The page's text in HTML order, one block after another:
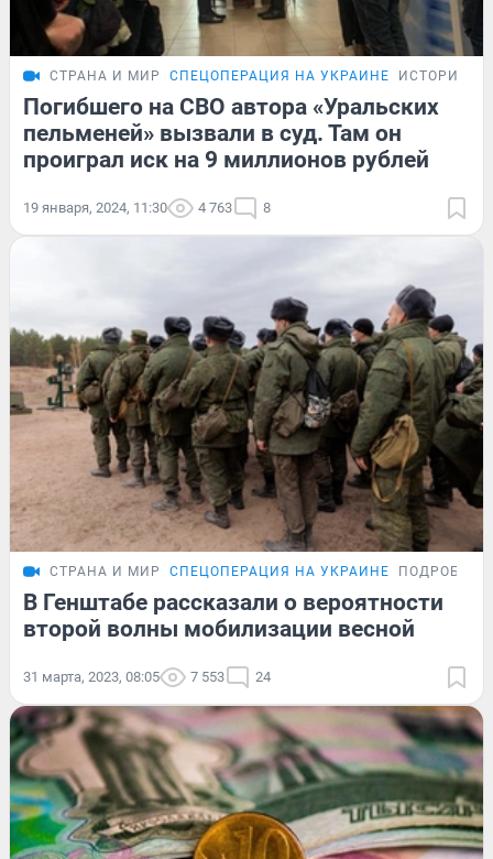
СТРАНА И МИР СПЕЦОПЕРАЦИЯ НА УКРАИНЕ ИСТОРИИ
Погибшего на СВО автора «Уральских
пельменей» вызвали в суд. Там он
проиграл иск на 9 миллионов рублей
19 января, 2024, 11:30 4 763 8
СТРАНА И МИР СПЕЦОПЕРАЦИЯ НА УКРАИНЕ
В Генштабе рассказали о вероятности
второй волны мобилизации весной
31 марта, 2023, 08:05 7 553 24